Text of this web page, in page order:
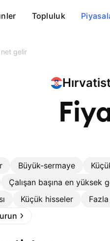
Topluluk
gelir
Büyük-sermaye
Çalışan başına en yüksek
Küçük hisseler Fazla